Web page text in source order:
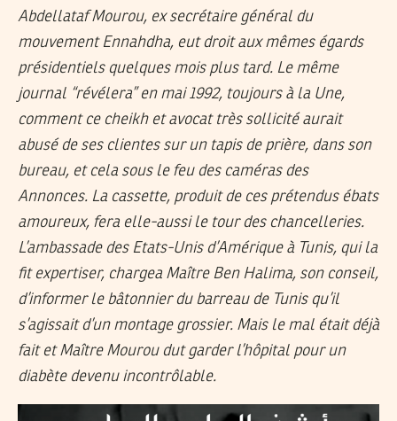
Abdellataf Mourou, ex secrétaire général du
mouvement Ennahdha, eut droit aux mêmes égards
présidentiels quelques mois plus tard. Le même
journal “révélera” en mai 1992, toujours à la Une,
comment ce cheikh et avocat très sollicité aurait
abusé de ses clientes sur un tapis de prière, dans son
bureau, et cela sous le feu des caméras des
Annonces. La cassette, produit de ces prétendus ébats
amoureux, fera elle-aussi le tour des chancelleries.
L’ambassade des Etats-Unis d’Amérique à Tunis, qui la
fit expertiser, chargea Maître Ben Halima, son conseil,
d’informer le bâtonnier du barreau de Tunis qu’il
s’agissait d’un montage grossier. Mais le mal était déjà
fait et Maître Mourou dut garder l’hôpital pour un
diabète devenu incontrôlable.